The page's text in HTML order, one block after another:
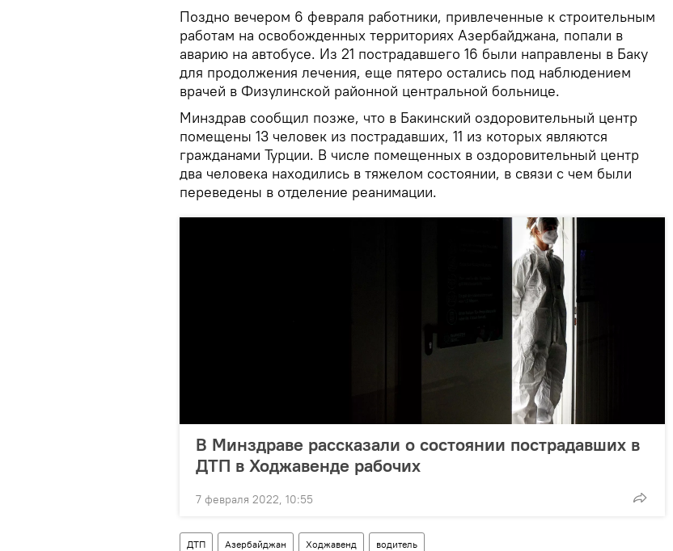
Поздно вечером 6 февраля работники, привлеченные к строительным
работам на освобожденных территориях Азербайджана, попали в
аварию на автобусе. Из 21 пострадавшего 16 были направлены в Баку
для продолжения лечения, еще пятеро остались под наблюдением
врачей в Физулинской районной центральной больнице.
Минздрав сообщил позже, что в Бакинский оздоровительный центр
помещены 13 человек из пострадавших, 11 из которых являются
гражданами Турции. В числе помещенных в оздоровительный центр
два человека находились в тяжелом состоянии, в связи с чем были
переведены в отделение реанимации.
В Минздраве рассказали о состоянии пострадавших в
ДТП в Ходжавенде рабочих
7 февраля 2022, 10:55
ДТП Азербайджан Ходжавенд водитель